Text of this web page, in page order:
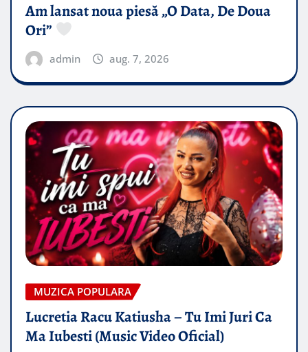
Am lansat noua piesă „O Data, De Doua
Ori”
admin aug. 7, 2026
MUZICA POPULARA
Lucretia Racu Katiusha – Tu Imi Juri Ca
Ma Iubesti (Music Video Oficial)